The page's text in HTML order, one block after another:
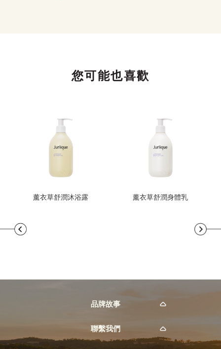
您可能也喜歡
薰衣草舒潤沐浴露 薰衣草舒潤身體乳
品牌故事
聯繫我們